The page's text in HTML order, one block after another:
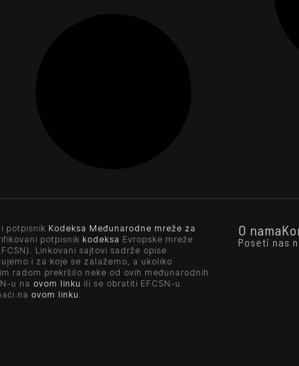
potpisnik Kodeksa Međunarodne mreže za
potpisnik kodeksa Evropske mreže
Linkovani sajtovi sadrže opise
i za koje se zalažemo, a ukoliko
radom prekršilo neke od ovih međunarodnih
u na ovom linku ili se obratiti EFCSN-u
na ovom linku .
O nama
Poseti nas